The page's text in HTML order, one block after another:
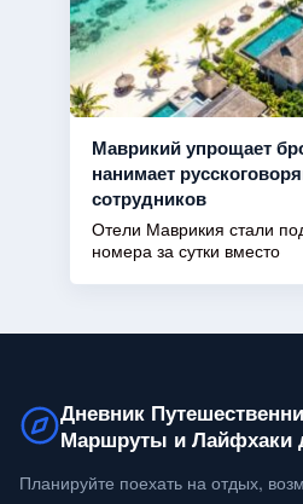
Маврикий упрощает
нанимает
сотрудников
Отели Маврикия стали
номера за сутки вместо
Дневник
Маршруты и Лайфхаки
Планируйте поехать на отдых,